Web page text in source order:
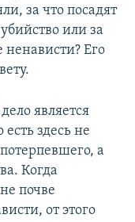
за что посадят
или за
Его
является
здесь не
а
Когда
почве
от этого